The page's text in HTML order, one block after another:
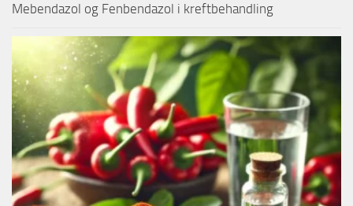
Mebendazol og Fenbendazol i kreftbehandling